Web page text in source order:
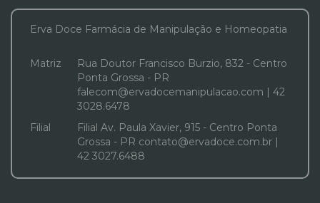
Erva Doce Farmácia de Manipulação e Homeopatia
Matriz
Rua Doutor Francisco Burzio, 832 - Centro
Ponta Grossa - PR
falecom@ervadocemanipulacao.com | 42
3028.6478
Filial
Filial Av. Paula Xavier, 915 - Centro Ponta
Grossa - PR contato@ervadoce.com.br |
42 3027.6488